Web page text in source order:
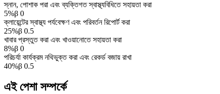
স্নান, পোশাক পরা এবং ব্যক্তিগত স্বাস্থ্যবিধিতে সহায়তা করা
5%β 0
ক্লায়েন্টের স্বাস্থ্য পর্যবেক্ষণ এবং পরিবর্তন রিপোর্ট করা
25%β 0.5
খাবার প্রস্তুত করা এবং খাওয়ানোতে সহায়তা করা
8%β 0
পরিচর্যা কার্যক্রম নথিভুক্ত করা এবং রেকর্ড বজায় রাখা
40%β 0.5
এই পেশা সম্পর্কে